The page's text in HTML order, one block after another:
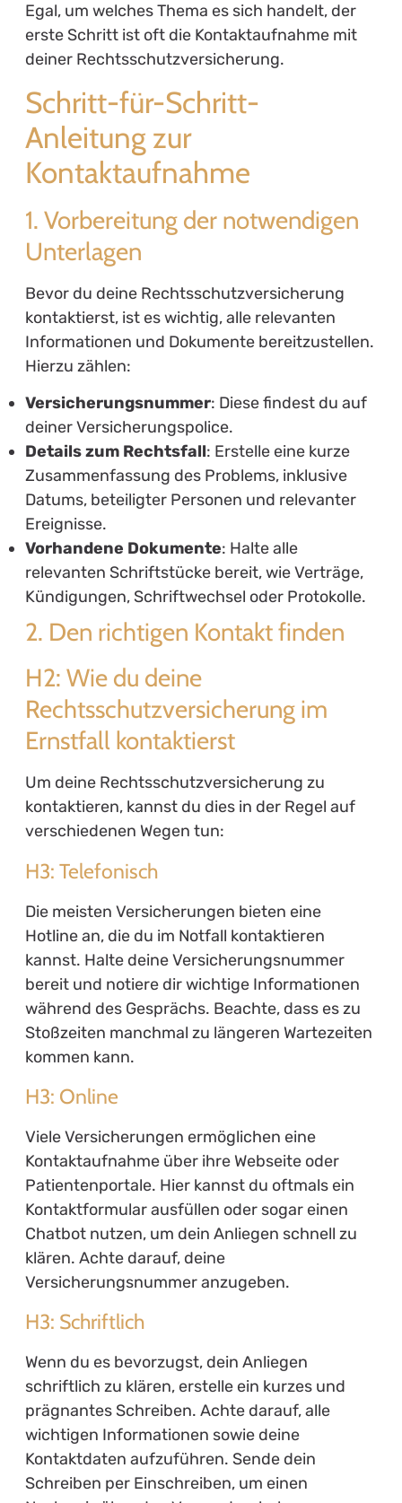
Egal, um welches Thema es sich handelt, der
erste Schritt ist oft die Kontaktaufnahme mit
deiner Rechtsschutzversicherung.
Schritt-für-Schritt-
Anleitung zur
Kontaktaufnahme
1. Vorbereitung der notwendigen
Unterlagen
Bevor du deine Rechtsschutzversicherung
kontaktierst, ist es wichtig, alle relevanten
Informationen und Dokumente bereitzustellen.
Hierzu zählen:
Versicherungsnummer: Diese findest du auf
deiner Versicherungspolice.
Details zum Rechtsfall: Erstelle eine kurze
Zusammenfassung des Problems, inklusive
Datums, beteiligter Personen und relevanter
Ereignisse.
Vorhandene Dokumente: Halte alle
relevanten Schriftstücke bereit, wie Verträge,
Kündigungen, Schriftwechsel oder Protokolle.
2. Den richtigen Kontakt finden
H2: Wie du deine
Rechtsschutzversicherung im
Ernstfall kontaktierst
Um deine Rechtsschutzversicherung zu
kontaktieren, kannst du dies in der Regel auf
verschiedenen Wegen tun:
H3: Telefonisch
Die meisten Versicherungen bieten eine
Hotline an, die du im Notfall kontaktieren
kannst. Halte deine Versicherungsnummer
bereit und notiere dir wichtige Informationen
während des Gesprächs. Beachte, dass es zu
Stoßzeiten manchmal zu längeren Wartezeiten
kommen kann.
H3: Online
Viele Versicherungen ermöglichen eine
Kontaktaufnahme über ihre Webseite oder
Patientenportale. Hier kannst du oftmals ein
Kontaktformular ausfüllen oder sogar einen
Chatbot nutzen, um dein Anliegen schnell zu
klären. Achte darauf, deine
Versicherungsnummer anzugeben.
H3: Schriftlich
Wenn du es bevorzugst, dein Anliegen
schriftlich zu klären, erstelle ein kurzes und
prägnantes Schreiben. Achte darauf, alle
wichtigen Informationen sowie deine
Kontaktdaten aufzuführen. Sende dein
Schreiben per Einschreiben, um einen